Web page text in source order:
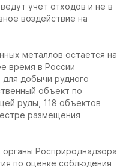
учет отходов и не в
воздействие на
металлов остается на
время в России
добычи рудного
объект по
руды, 118 объектов
размещения
Росприроднадзора
по оценке соблюдения